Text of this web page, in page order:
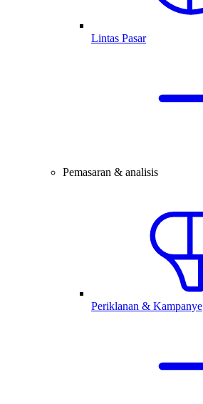
Lintas Pasar
Pemasaran & analisis
Periklanan & Kampanye